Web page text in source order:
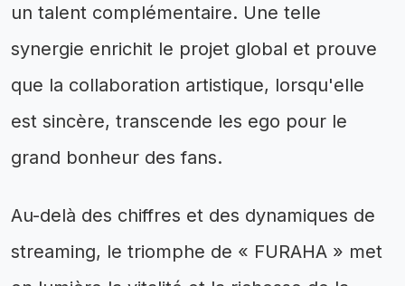
un talent complémentaire. Une telle
synergie enrichit le projet global et prouve
que la collaboration artistique, lorsqu'elle
est sincère, transcende les ego pour le
grand bonheur des fans.
Au-delà des chiffres et des dynamiques de
streaming, le triomphe de « FURAHA » met